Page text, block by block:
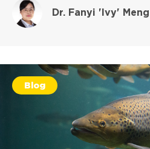
Dr. Fanyi 'Ivy' Meng
Blog